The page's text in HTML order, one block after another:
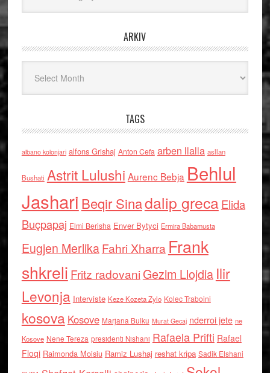
ARKIV
TAGS
albano kolonjari alfons Grishaj Anton Cefa arben llalla asllan
Bushati Astrit Lulushi Aurenc Bebja Behlul
Jashari Beqir Sinadalip grecaElida
Buçpapaj Elmi Berisha Enver Bytyci Ermira Babamusta
Eugjen MerlikaFahri Xharra Frank
shkreli Fritz radovaniGezim Llojdia Ilir
Levonja Interviste Keze Kozeta Zylo Kolec Traboini
kosova Kosove Marjana Bulku Murat Gecaj nderroi jete ne
Kosove Nene Tereza presidenti Nishani Rafaela Prifti Rafael
Floqi Raimonda Moisiu Ramiz Lushaj reshat kripa Sadik Elshani